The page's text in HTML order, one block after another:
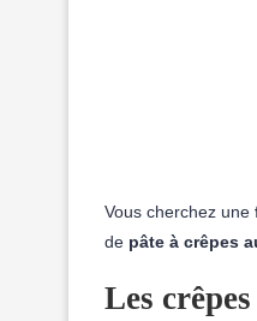
Vous cherchez une
de pâte à crêpes
Les